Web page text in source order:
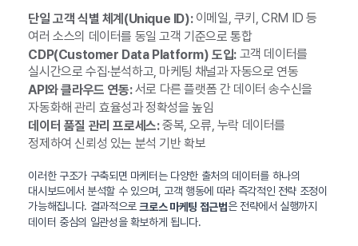
단일 고객 식별 체계(Unique ID):이메일, 쿠키, CRM ID 등
여러 소스의 데이터를 동일 고객 기준으로 통합
CDP(Customer Data Platform) 도입:고객 데이터를
실시간으로 수집·분석하고, 마케팅 채널과 자동으로 연동
API와 클라우드 연동:서로 다른 플랫폼 간 데이터 송수신을
자동화해 관리 효율성과 정확성을 높임
데이터 품질 관리 프로세스:중복, 오류, 누락 데이터를
정제하여 신뢰성 있는 분석 기반 확보
이러한 구조가 구축되면 마케터는 다양한 출처의 데이터를 하나의
대시보드에서 분석할 수 있으며, 고객 행동에 따라 즉각적인 전략 조정이
가능해집니다. 결과적으로 크로스 마케팅 접근법은 전략에서 실행까지
데이터 중심의 일관성을 확보하게 됩니다.